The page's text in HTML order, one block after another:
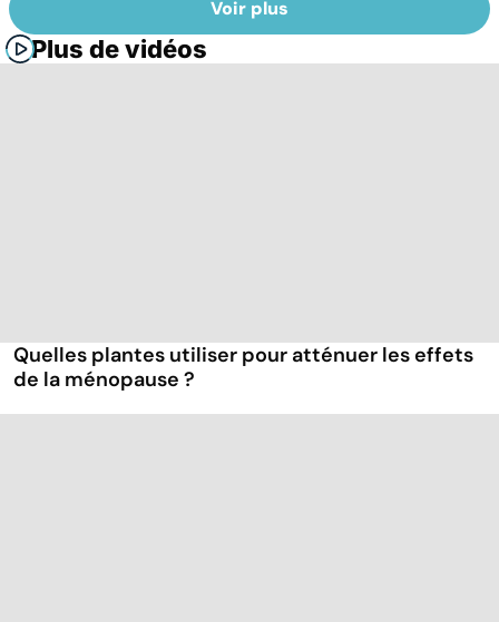
Voir plus
Plus de vidéos
Quelles plantes utiliser pour atténuer les effets
de la ménopause ?